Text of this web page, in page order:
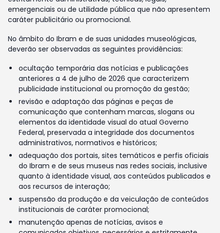
emergenciais ou de utilidade pública que não apresentem
caráter publicitário ou promocional.
No âmbito do Ibram e de suas unidades museológicas,
deverão ser observadas as seguintes providências:
ocultação temporária das notícias e publicações
anteriores a 4 de julho de 2026 que caracterizem
publicidade institucional ou promoção da gestão;
revisão e adaptação das páginas e peças de
comunicação que contenham marcas, slogans ou
elementos da identidade visual do atual Governo
Federal, preservada a integridade dos documentos
administrativos, normativos e históricos;
adequação dos portais, sites temáticos e perfis oficiais
do Ibram e de seus museus nas redes sociais, inclusive
quanto à identidade visual, aos conteúdos publicados e
aos recursos de interação;
suspensão da produção e da veiculação de conteúdos
institucionais de caráter promocional;
manutenção apenas de notícias, avisos e